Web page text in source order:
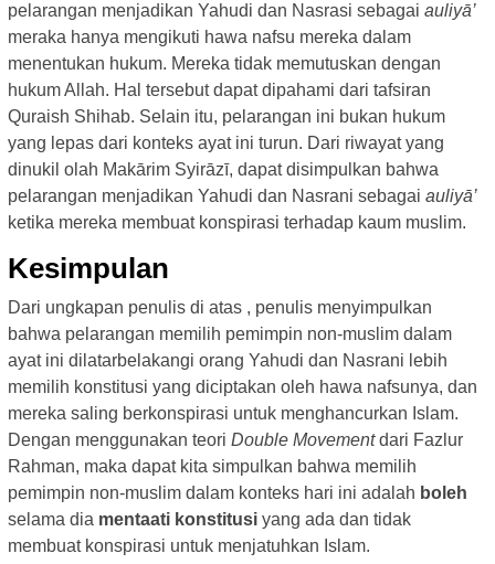
pelarangan menjadikan Yahudi dan Nasrasi sebagai auliyā’
meraka hanya mengikuti hawa nafsu mereka dalam
menentukan hukum. Mereka tidak memutuskan dengan
hukum Allah. Hal tersebut dapat dipahami dari tafsiran
Quraish Shihab. Selain itu, pelarangan ini bukan hukum
yang lepas dari konteks ayat ini turun. Dari riwayat yang
dinukil olah Makārim Syirāzī, dapat disimpulkan bahwa
pelarangan menjadikan Yahudi dan Nasrani sebagai auliyā’
ketika mereka membuat konspirasi terhadap kaum muslim.
Kesimpulan
Dari ungkapan penulis di atas , penulis menyimpulkan
bahwa pelarangan memilih pemimpin non-muslim dalam
ayat ini dilatarbelakangi orang Yahudi dan Nasrani lebih
memilih konstitusi yang diciptakan oleh hawa nafsunya, dan
mereka saling berkonspirasi untuk menghancurkan Islam.
Dengan menggunakan teori Double Movementdari Fazlur
Rahman, maka dapat kita simpulkan bahwa memilih
pemimpin non-muslim dalam konteks hari ini adalah boleh
selama dia mentaati konstitusi yang ada dan tidak
membuat konspirasi untuk menjatuhkan Islam.